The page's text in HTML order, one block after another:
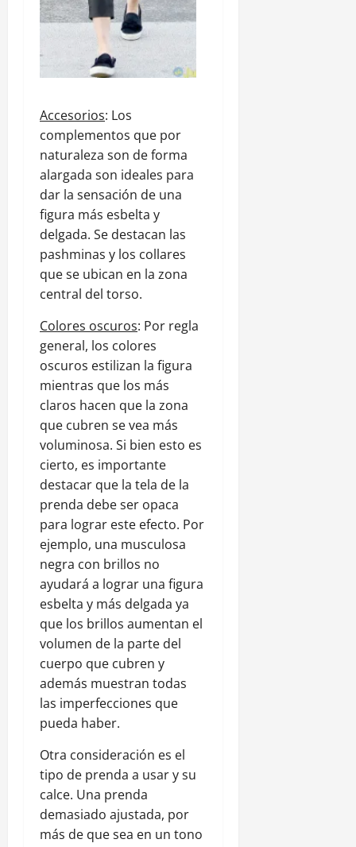
Accesorios: Los
complementos que por
naturaleza son de forma
alargada son ideales para
dar la sensación de una
figura más esbelta y
delgada. Se destacan las
pashminas y los collares
que se ubican en la zona
central del torso.
Colores oscuros: Por regla
general, los colores
oscuros estilizan la figura
mientras que los más
claros hacen que la zona
que cubren se vea más
voluminosa. Si bien esto es
cierto, es importante
destacar que la tela de la
prenda debe ser opaca
para lograr este efecto. Por
ejemplo, una musculosa
negra con brillos no
ayudará a lograr una figura
esbelta y más delgada ya
que los brillos aumentan el
volumen de la parte del
cuerpo que cubren y
además muestran todas
las imperfecciones que
pueda haber.
Otra consideración es el
tipo de prenda a usar y su
calce. Una prenda
demasiado ajustada, por
más de que sea en un tono